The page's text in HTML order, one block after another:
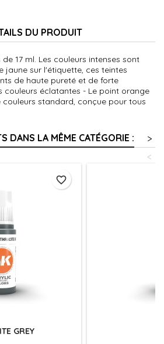
DU PRODUIT
17 ml. Les couleurs intenses sont
jaune sur l'étiquette, ces teintes
de haute pureté et de forte
couleurs éclatantes - Le point orange
standard, conçue pour tous
DANS LA MÊME CATÉGORIE :
>
<
GREY
favorite_border